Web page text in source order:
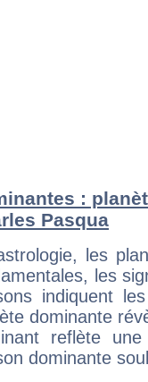
:
Pasqua
les
les
indiquent
dominante
reflète
dominante